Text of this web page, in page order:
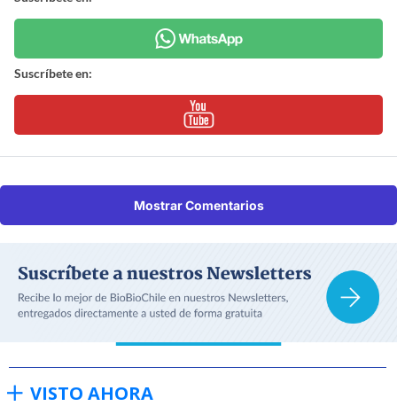
Suscríbete en:
Mostrar Comentarios
VISTO AHORA